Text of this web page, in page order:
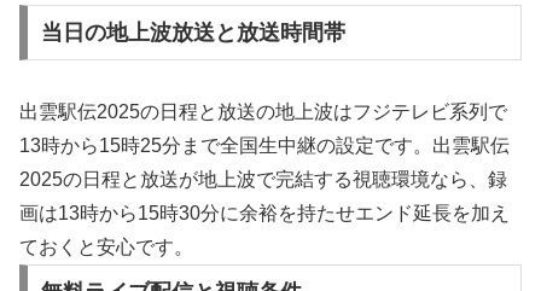
当日の地上波放送と放送時間帯
出雲駅伝2025の日程と放送の地上波はフジテレビ系列で
13時から15時25分まで全国生中継の設定です。出雲駅伝
2025の日程と放送が地上波で完結する視聴環境なら、録
画は13時から15時30分に余裕を持たせエンド延長を加え
ておくと安心です。